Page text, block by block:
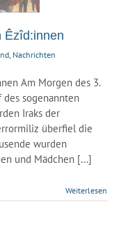
Êzîd:innen
, Nachrichten
Am Morgen des 3.
sogenannten
Iraks der
überfiel die
wurden
und Mädchen [...]
Weiterlesen